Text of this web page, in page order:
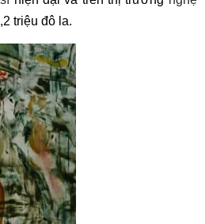
triệu đô la.